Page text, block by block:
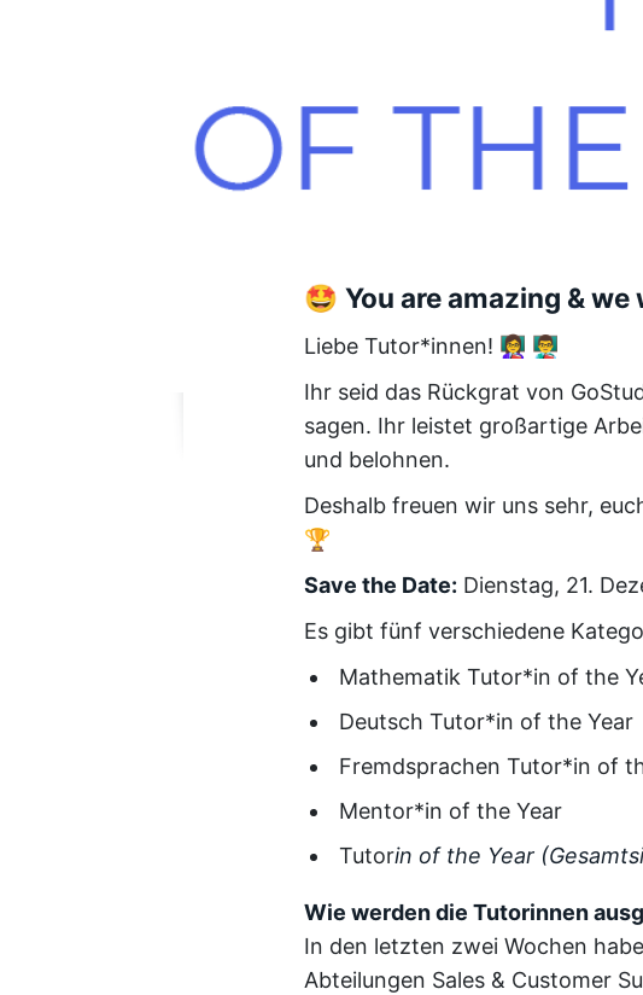
🤩 You are amazing &
Liebe Tutor*innen! 👩‍🏫 👨‍🏫
Ihr seid das Rückgrat von
sagen. Ihr leistet großartige
und belohnen.
Deshalb freuen wir uns sehr,
🏆
Save the Date: Dienstag, 21.
Es gibt fünf verschiedene
Mathematik Tutor*in of the
Deutsch Tutor*in of the Year
Fremdsprachen Tutor*in of
Mentor*in of the Year
Tutorin of the Year
Wie werden die Tutorinnen
In den letzten zwei Wochen
Abteilungen Sales & Customer